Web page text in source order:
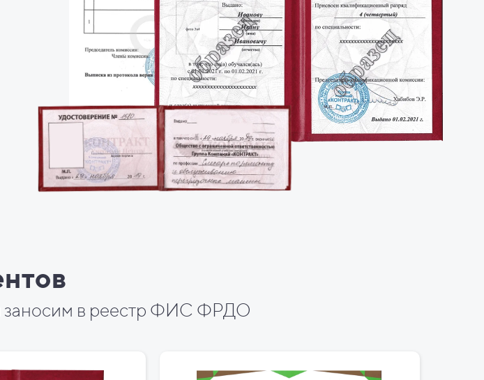
заносим в реестр ФИС ФРДО